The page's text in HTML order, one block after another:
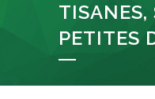
TISANES,
PETITES